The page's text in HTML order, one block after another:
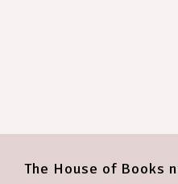
The House of Books